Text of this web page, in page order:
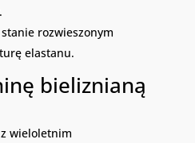
rozwieszonym
elastanu.
bieliznianą
wieloletnim